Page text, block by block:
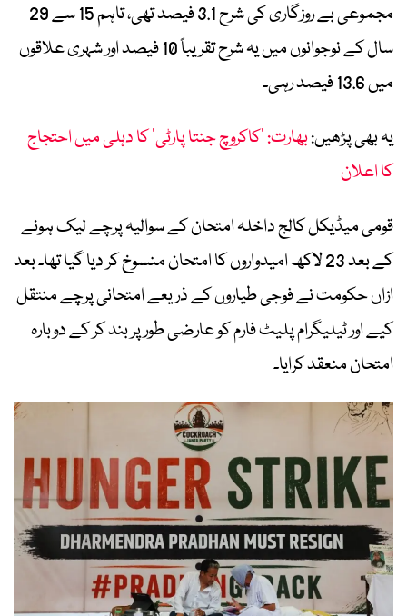
مجموعی بے روزگاری کی شرح 3.1 فیصد تھی، تاہم 15 سے 29
سال کے نوجوانوں میں یہ شرح تقریباً 10 فیصد اور شہری علاقوں
میں 13.6 فیصد رہی۔
یہ بھی پڑھیں:بھارت: ’کاکروچ جنتا پارٹی‘ کا دہلی میں احتجاج
کا اعلان
قومی میڈیکل کالج داخلہ امتحان کے سوالیہ پرچے لیک ہونے
کے بعد 23 لاکھ امیدواروں کا امتحان منسوخ کر دیا گیا تھا۔ بعد
ازاں حکومت نے فوجی طیاروں کے ذریعے امتحانی پرچے منتقل
کیے اور ٹیلیگرام پلیٹ فارم کو عارضی طور پر بند کر کے دوبارہ
امتحان منعقد کرایا۔